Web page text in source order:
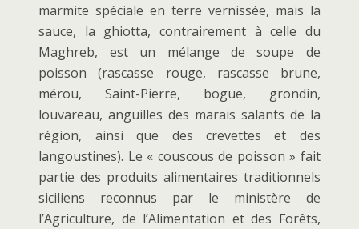
marmite spéciale en terre vernissée, mais la
sauce, la ghiotta, contrairement à celle du
Maghreb, est un mélange de soupe de
poisson (rascasse rouge, rascasse brune,
mérou, Saint-Pierre, bogue, grondin,
louvareau, anguilles des marais salants de la
région, ainsi que des crevettes et des
langoustines). Le « couscous de poisson » fait
partie des produits alimentaires traditionnels
siciliens reconnus par le ministère de
l’Agriculture, de l’Alimentation et des Forêts,